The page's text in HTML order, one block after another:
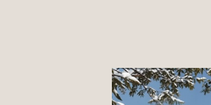
Maisons & appartements avec vues